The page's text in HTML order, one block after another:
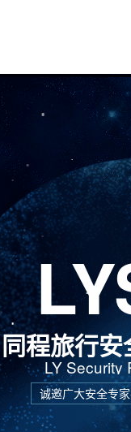
同程旅行
LY Security
诚邀广大安全专